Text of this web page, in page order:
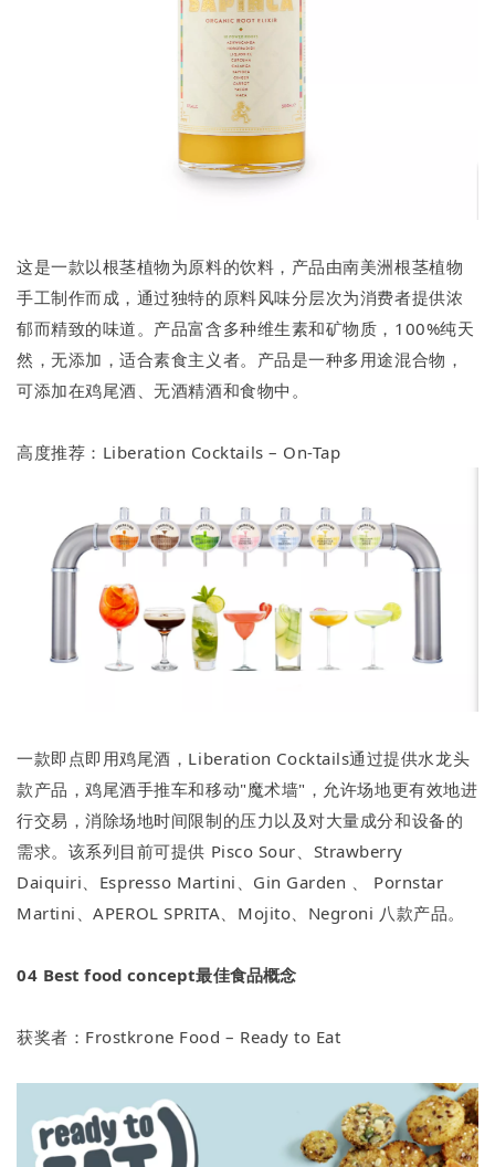
这是一款以根茎植物为原料的饮料，产品由南美洲根茎植物
手工制作而成，通过独特的原料风味分层次为消费者提供浓
郁而精致的味道。产品富含多种维生素和矿物质，100%纯天
然，无添加，适合素食主义者。产品是一种多用途混合物，
可添加在鸡尾酒、无酒精酒和食物中。
高度推荐：Liberation Cocktails – On-Tap
一款即点即用鸡尾酒，Liberation Cocktails通过提供水龙头
款产品，鸡尾酒手推车和移动"魔术墙"，允许场地更有效地进
行交易，消除场地时间限制的压力以及对大量成分和设备的
需求。该系列目前可提供 Pisco Sour、Strawberry
Daiquiri、Espresso Martini、Gin Garden 、 Pornstar
Martini、APEROL SPRITA、Mojito、Negroni 八款产品。
04 Best food concept最佳食品概念
获奖者：Frostkrone Food – Ready to Eat